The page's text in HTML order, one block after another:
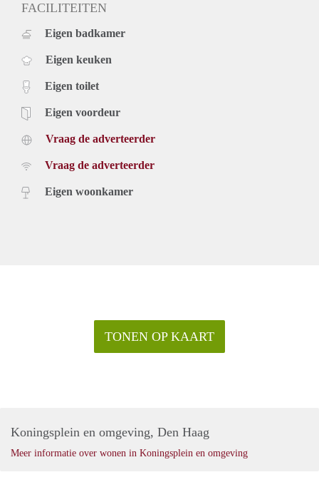
FACILITEITEN
Eigen badkamer
Eigen keuken
Eigen toilet
Eigen voordeur
Vraag de adverteerder
Vraag de adverteerder
Eigen woonkamer
TONEN OP KAART
Koningsplein en omgeving, Den Haag
Meer informatie over wonen in Koningsplein en omgeving